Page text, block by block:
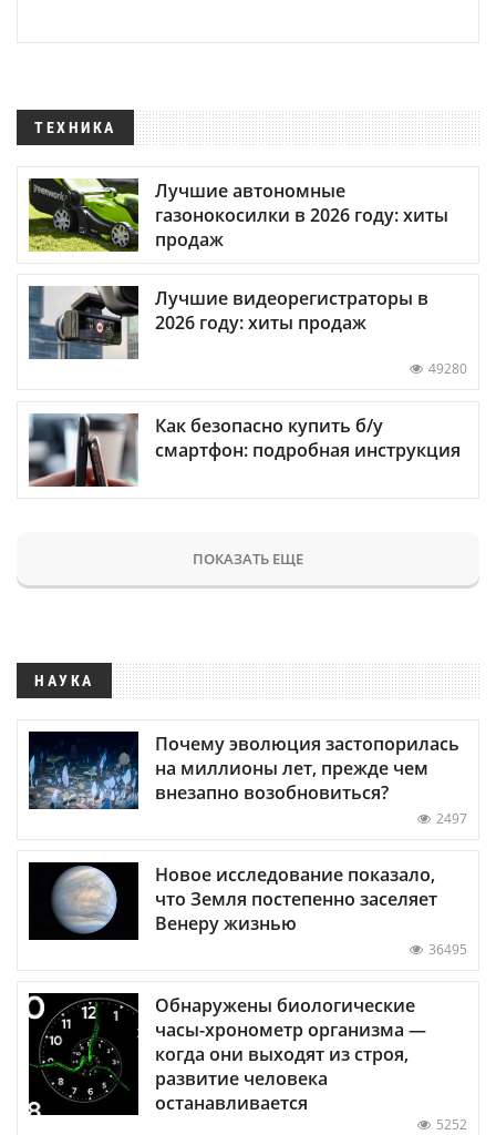
ТЕХНИКА
Лучшие автономные
газонокосилки в 2026 году: хиты
продаж
Лучшие видеорегистраторы в
2026 году: хиты продаж
49280
Как безопасно купить б/у
смартфон: подробная инструкция
ПОКАЗАТЬ ЕЩЕ
НАУКА
Почему эволюция застопорилась
на миллионы лет, прежде чем
внезапно возобновиться?
2497
Новое исследование показало,
что Земля постепенно заселяет
Венеру жизнью
36495
Обнаружены биологические
часы-хронометр организма —
когда они выходят из строя,
развитие человека
останавливается
5252